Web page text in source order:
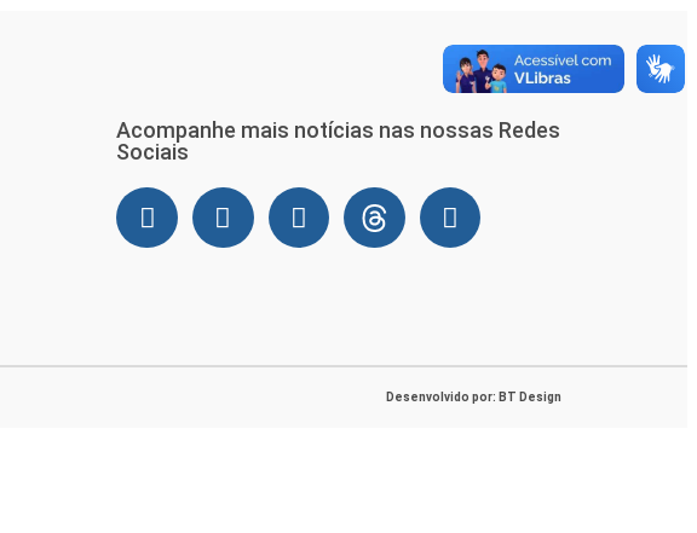
Acompanhe mais notícias nas nossas Redes
Sociais
Desenvolvido por: BT Design